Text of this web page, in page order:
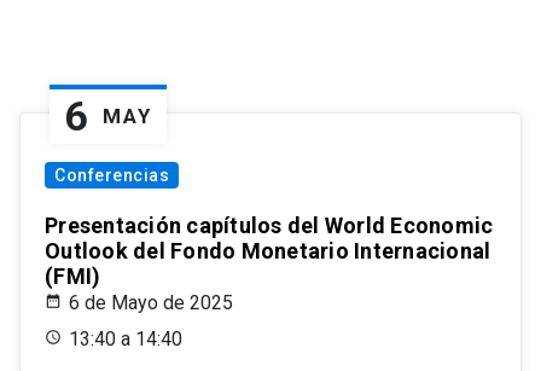
6 MAY
Conferencias
Presentación capítulos del World Economic
Outlook del Fondo Monetario Internacional
(FMI)
6 de Mayo de 2025
13:40 a 14:40